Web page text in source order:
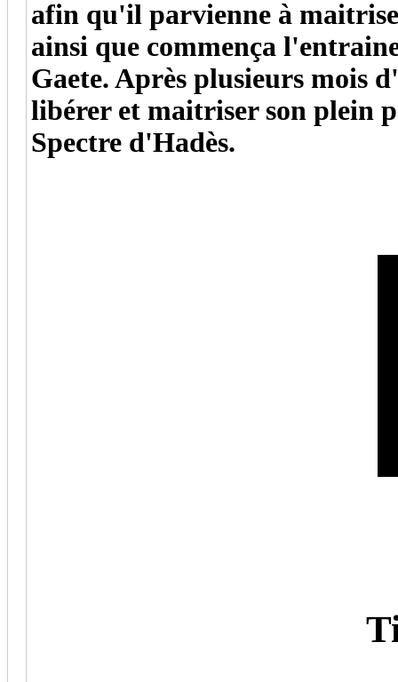
afin qu'il parvienne à
ainsi que commença
Gaete. Après plusieurs mois
libérer et maitriser son plein
Spectre d'Hadès.